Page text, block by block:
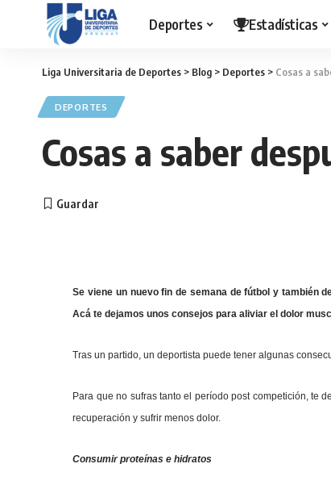
Deportes Estadísticas
Liga Universitaria de Deportes > Blog > Deportes > Cosas a
DEPORTES
Cosas a saber
Se viene un nuevo fin de semana de fútbol y también
Acá te dejamos unos consejos para aliviar el dolor
Tras un partido, un deportista puede tener algunas
Para que no sufras tanto el período post competición, te
recuperación y sufrir menos dolor.
Consumir proteínas e hidratos